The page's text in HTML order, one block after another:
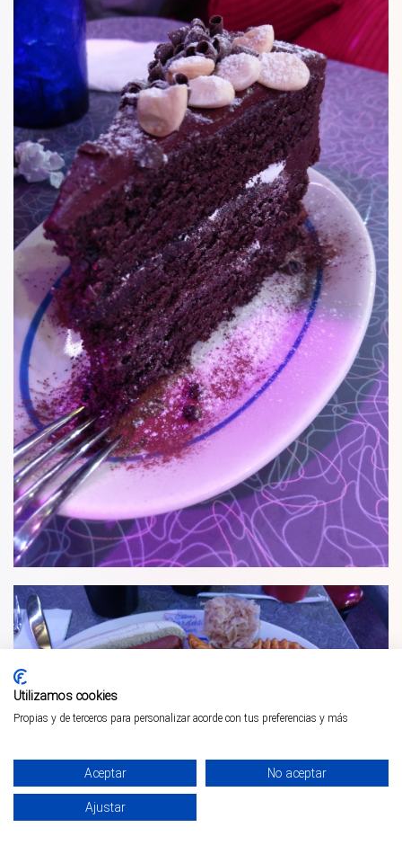
¡PÁSALO!
Utilizamos cookies
Propias y de terceros para personalizar acorde con tus preferencias y más
Aceptar No aceptar
Ajustar